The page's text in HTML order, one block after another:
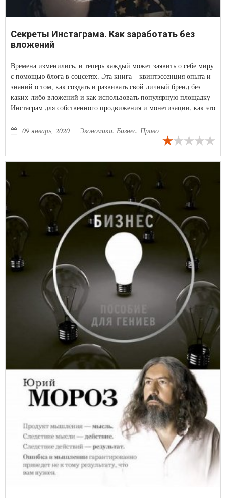
Секреты Инстаграма. Как заработать без
вложений
Времена изменились, и теперь каждый может заявить о себе миру
с помощью блога в соцсетях. Эта книга – квинтэссенция опыта и
знаний о том, как создать и развивать свой личный бренд без
каких-либо вложений и как использовать популярную площадку
Инстаграм для собственного продвижения и монетизации, как это
в Инстаграме и в жизни
09 январь, 2020 Экономика. Бизнес. Право